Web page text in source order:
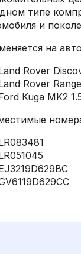
типе
и
на
Rover
Rover
Kuga MK2